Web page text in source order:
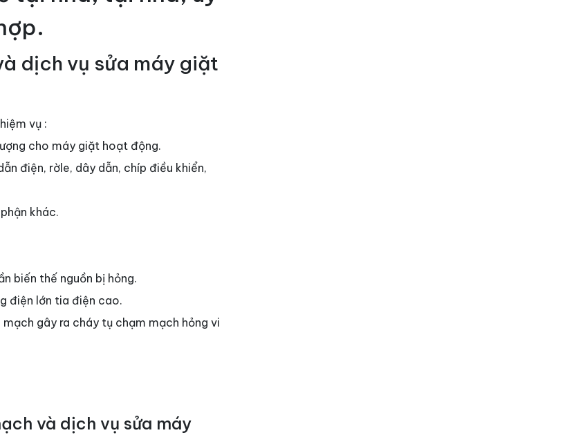
dịch vụ sửa máy giặt
vụ :
cho máy giặt hoạt động.
điện, rờle, dây dẫn, chíp điều khiển,
khác.
biến thế nguồn bị hỏng.
điện lớn tia điện cao.
gây ra cháy tụ chạm mạch hỏng vi
và dịch vụ sửa máy